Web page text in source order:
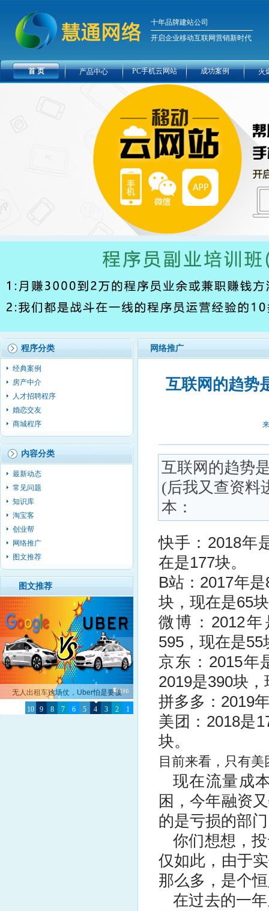
十年品牌建站公司
开启企业移动互联网营销新时代
首 页 产品中心 PC手机云网站 成功案例 火
程序分类
经典案例
房产中介
人才招聘程序
婚恋交友
商城程序
内容分类
最新动态
常见问题
知识库
淘宝客
创业帮
网络推广
图文推荐
图文推荐
1
2
3
4
5
6
7
8
9
10
无人出租车这场仗，Uber怕是要被
Google彻底击败了
网络推广
互联网的趋势
互联网的趋势
(后我又查资料
本：
快手：2018年
在是177块。
B站：2017年
块，现在是65
微博 ：2012
595，现在是55
京东 ：2015
2019是390块
拼多多 ：2019
美团：2018是
块。
目前来看，只有
现在流量成
困，今年融资
的是亏损的部
你们想想，
仅如此，由于
那么多，是个
在过去的一